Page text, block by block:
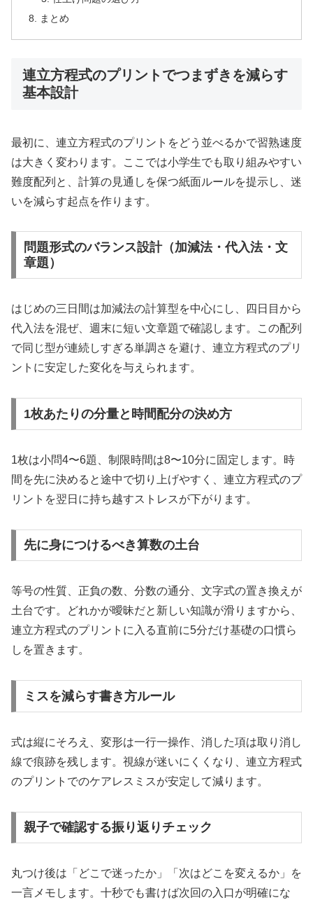
まとめ
連立方程式のプリントでつまずきを減らす
基本設計
最初に、連立方程式のプリントをどう並べるかで習熟速度
は大きく変わります。ここでは小学生でも取り組みやすい
難度配列と、計算の見通しを保つ紙面ルールを提示し、迷
いを減らす起点を作ります。
問題形式のバランス設計（加減法・代入法・文
章題）
はじめの三日間は加減法の計算型を中心にし、四日目から
代入法を混ぜ、週末に短い文章題で確認します。この配列
で同じ型が連続しすぎる単調さを避け、連立方程式のプリ
ントに安定した変化を与えられます。
1枚あたりの分量と時間配分の決め方
1枚は小問4〜6題、制限時間は8〜10分に固定します。時
間を先に決めると途中で切り上げやすく、連立方程式のプ
リントを翌日に持ち越すストレスが下がります。
先に身につけるべき算数の土台
等号の性質、正負の数、分数の通分、文字式の置き換えが
土台です。どれかが曖昧だと新しい知識が滑りますから、
連立方程式のプリントに入る直前に5分だけ基礎の口慣ら
しを置きます。
ミスを減らす書き方ルール
式は縦にそろえ、変形は一行一操作、消した項は取り消し
線で痕跡を残します。視線が迷いにくくなり、連立方程式
のプリントでのケアレスミスが安定して減ります。
親子で確認する振り返りチェック
丸つけ後は「どこで迷ったか」「次はどこを変えるか」を
一言メモします。十秒でも書けば次回の入口が明確にな